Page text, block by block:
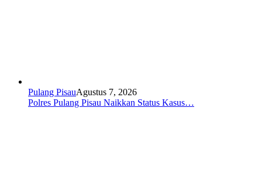
Pulang PisauAgustus 7, 2026
Polres Pulang Pisau Naikkan Status Kasus…